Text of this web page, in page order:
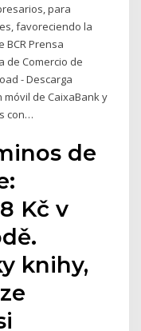
para
favoreciendo la
BCR Prensa
de Comercio de
- Descarga
móvil de CaixaBank y
con…
de
Kč v
knihy,